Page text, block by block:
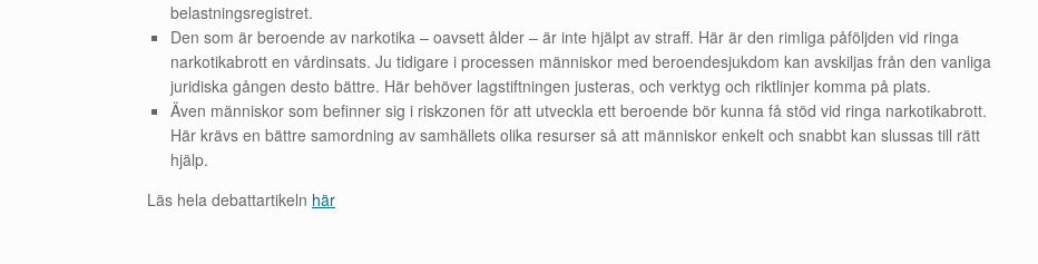
belastningsregistret.
Den som är beroende av narkotika – oavsett ålder – är inte hjälpt av straff. Här är den rimliga påföljden vid ringa
narkotikabrott en vårdinsats. Ju tidigare i processen människor med beroendesjukdom kan avskiljas från den vanliga
juridiska gången desto bättre. Här behöver lagstiftningen justeras, och verktyg och riktlinjer komma på plats.
Även människor som befinner sig i riskzonen för att utveckla ett beroende bör kunna få stöd vid ringa narkotikabrott.
Här krävs en bättre samordning av samhällets olika resurser så att människor enkelt och snabbt kan slussas till rätt
hjälp.
Läs hela debattartikeln här